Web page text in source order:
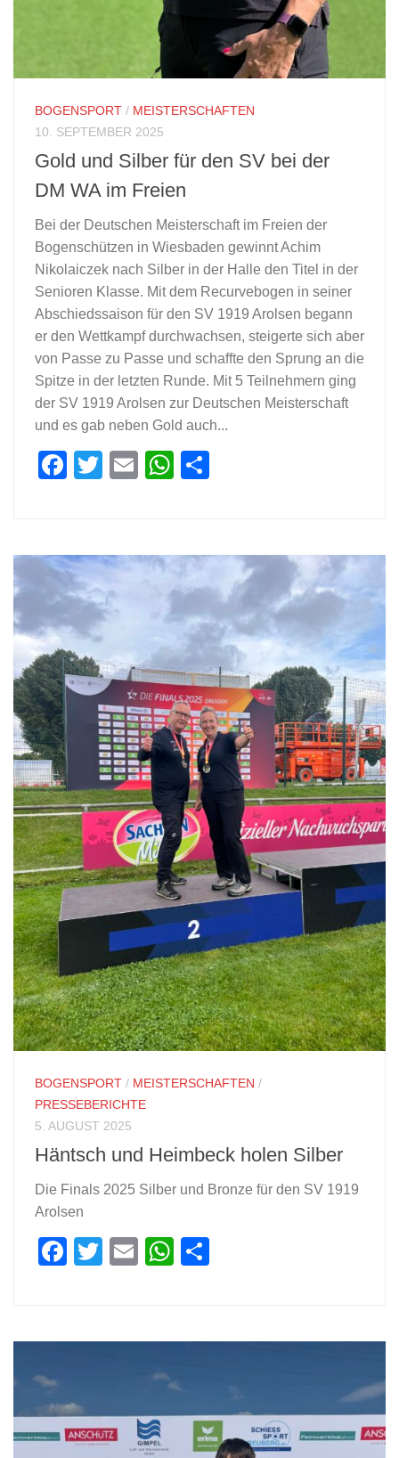
BOGENSPORT / MEISTERSCHAFTEN
10. SEPTEMBER 2025
Gold und Silber für den SV bei der
DM WA im Freien
Bei der Deutschen Meisterschaft im Freien der
Bogenschützen in Wiesbaden gewinnt Achim
Nikolaiczek nach Silber in der Halle den Titel in der
Senioren Klasse. Mit dem Recurvebogen in seiner
Abschiedssaison für den SV 1919 Arolsen begann
er den Wettkampf durchwachsen, steigerte sich aber
von Passe zu Passe und schaffte den Sprung an die
Spitze in der letzten Runde. Mit 5 Teilnehmern ging
der SV 1919 Arolsen zur Deutschen Meisterschaft
und es gab neben Gold auch...
Facebook
Twitter
EmailWhatsApp
BOGENSPORT / MEISTERSCHAFTEN /
PRESSEBERICHTE
5. AUGUST 2025
Häntsch und Heimbeck holen Silber
Die Finals 2025 Silber und Bronze für den SV 1919
Arolsen
Facebook
Twitter
EmailWhatsApp